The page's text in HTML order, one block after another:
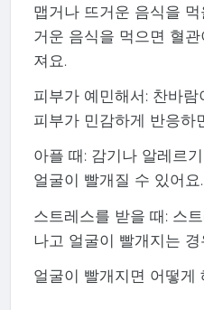
맵거나 뜨거운 음식을
거운 음식을 먹으면 혈
져요.
피부가 예민해서: 찬바
피부가 민감하게 반응하
아플 때: 감기나 알레르
얼굴이 빨개질 수 있어요.
스트레스를 받을 때: 스
나고 얼굴이 빨개지는 경
얼굴이 빨개지면 어떻게